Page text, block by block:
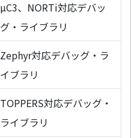
µC3、NORTi対応デバッ
グ・ライブラリ
Zephyr対応デバッグ・ラ
イブラリ
TOPPERS対応デバッグ・
ライブラリ